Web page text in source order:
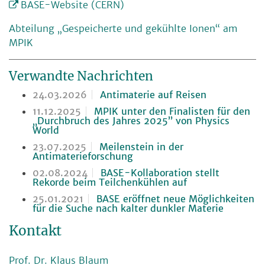
BASE-Website (CERN)
Abteilung „Gespeicherte und gekühlte Ionen“ am
MPIK
Verwandte Nachrichten
24.03.2026
Antimaterie auf Reisen
11.12.2025
MPIK unter den Finalisten für den
„Durchbruch des Jahres 2025” von Physics
World
23.07.2025
Meilenstein in der
Antimaterieforschung
02.08.2024
BASE-Kollaboration stellt
Rekorde beim Teilchenkühlen auf
25.01.2021
BASE eröffnet neue Möglichkeiten
für die Suche nach kalter dunkler Materie
Kontakt
Prof. Dr. Klaus Blaum